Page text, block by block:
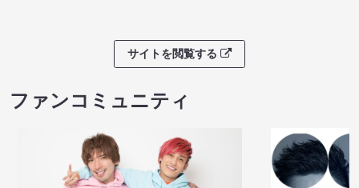
サイトを閲覧する
ファンコミュニティ